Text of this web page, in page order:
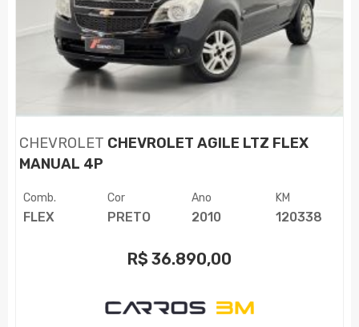
CHEVROLET CHEVROLET AGILE LTZ FLEX
MANUAL 4P
Comb.
FLEX
Cor
PRETO
Ano
2010
KM
120338
R$ 36.890,00